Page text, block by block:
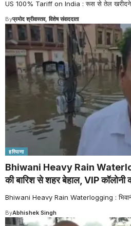
US 100% Tariff on India : रूस से तेल खरीदने
Byप्रमोद श्रीवास्तव, विशेष संवाददाता
हरियाणा
Bhiwani Heavy Rain
की बारिश से शहर बेहाल, VIP कॉलोनी
Bhiwani Heavy Rain Waterlogging : भिवानी
ByAbhishek Singh